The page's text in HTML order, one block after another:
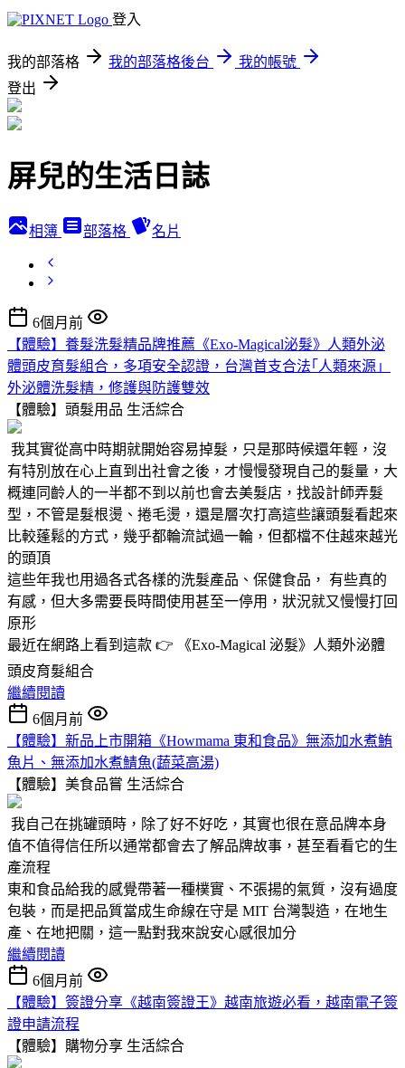
登入
我的部落格 我的部落格後台
我的帳號
登出
屏兒的生活日誌
相簿 部落格 名片
6個月前
【體驗】養髮洗髮精品牌推薦《Exo-Magical泌髮》人類外泌
體頭皮育髮組合，多項安全認證，台灣首支合法｢人類來源」
外泌體洗髮精，修護與防護雙效
【體驗】頭髮用品 生活綜合
我其實從高中時期就開始容易掉髮，只是那時候還年輕，沒
有特別放在心上直到出社會之後，才慢慢發現自己的髮量，大
概連同齡人的一半都不到以前也會去美髮店，找設計師弄髮
型，不管是髮根燙、捲毛燙，還是層次打高這些讓頭髮看起來
比較蓬鬆的方式，幾乎都輪流試過一輪，但都檔不住越來越光
的頭頂
這些年我也用過各式各樣的洗髮產品、保健食品， 有些真的
有感，但大多需要長時間使用甚至一停用，狀況就又慢慢打回
原形
最近在網路上看到這款 👉 《Exo-Magical 泌髮》人類外泌體
頭皮育髮組合
繼續閱讀
6個月前
【體驗】新品上市開箱《Howmama 東和食品》無添加水煮鮪
魚片、無添加水煮鯖魚(蔬菜高湯)
【體驗】美食品嘗 生活綜合
我自己在挑罐頭時，除了好不好吃，其實也很在意品牌本身
值不值得信任所以通常都會去了解品牌故事，甚至看看它的生
產流程
東和食品給我的感覺帶著一種樸實、不張揚的氣質，沒有過度
包裝，而是把品質當成生命線在守是 MIT 台灣製造，在地生
產、在地把關，這一點對我來說安心感很加分
繼續閱讀
6個月前
【體驗】簽證分享《越南簽證王》越南旅遊必看，越南電子簽
證申請流程
【體驗】購物分享 生活綜合